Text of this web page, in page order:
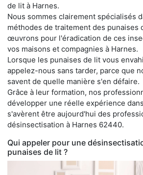
de lit à Harnes.
Nous sommes clairement spécialisés
méthodes de traitement des punaises
œuvrons pour l'éradication de ces
vos maisons et compagnies à Harnes.
Lorsque les punaises de lit vous
appelez-nous sans tarder, parce que
savent de quelle manière s'en défaire.
Grâce à leur formation, nos
développer une réelle expérience
s'avèrent être aujourd'hui des
désinsectisation à Harnes 62440.
Qui appeler pour une
punaises de lit ?